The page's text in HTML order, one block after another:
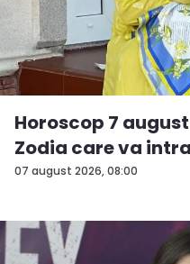
07 august 2026, 08:00
Horoscop 7
Zodia care va